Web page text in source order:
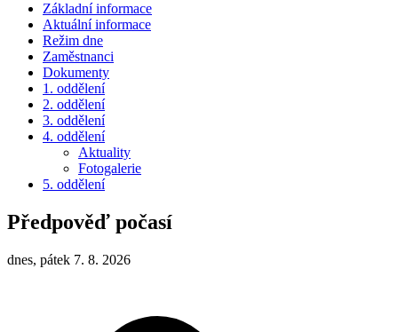
Základní informace
Aktuální informace
Režim dne
Zaměstnanci
Dokumenty
1. oddělení
2. oddělení
3. oddělení
4. oddělení
Aktuality
Fotogalerie
5. oddělení
Předpověď počasí
dnes, pátek 7. 8. 2026